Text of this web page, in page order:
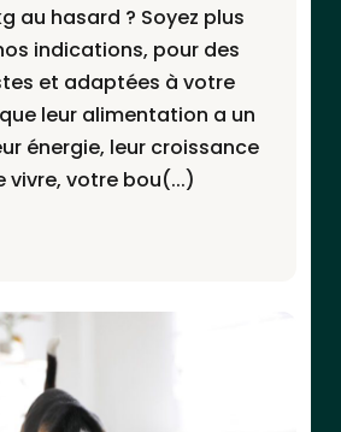
au hasard ? Soyez plus
indications, pour des
et adaptées à votre
leur alimentation a un
énergie, leur croissance
vivre, votre bou(...)